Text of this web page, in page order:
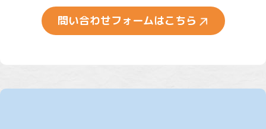
問い合わせフォームはこちら